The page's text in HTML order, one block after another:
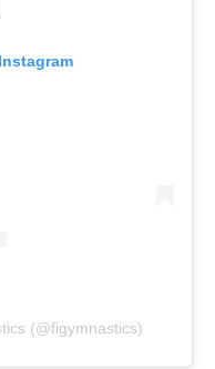
(@figymnastics)